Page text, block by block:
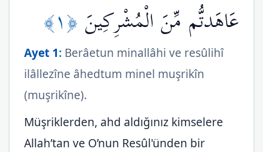
عَاهَدتُّم مِّنَ الْمُشْرِكِينَ ﴿١﴾
Ayet 1: Berâetun minallâhi ve resûlihî
ilâllezîne âhedtum minel muşrikîn
(muşrikîne).
Müşriklerden, ahd aldığınız kimselere
Allah’tan ve O’nun Resûl'ünden bir